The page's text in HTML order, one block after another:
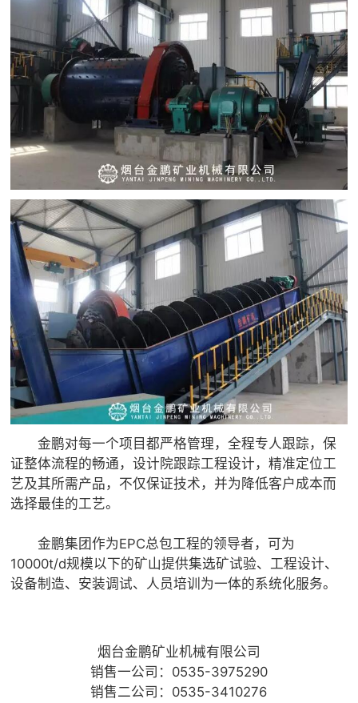
金鹏对每一个项目都严格管理，全程专人跟踪，保
证整体流程的畅通，设计院跟踪工程设计，精准定位工
艺及其所需产品，不仅保证技术，并为降低客户成本而
选择最佳的工艺。
金鹏集团作为EPC总包工程的领导者，可为
10000t/d规模以下的矿山提供集选矿试验、工程设计、
设备制造、安装调试、人员培训为一体的系统化服务。
烟台金鹏矿业机械有限公司
销售一公司：0535-3975290
销售二公司：0535-3410276